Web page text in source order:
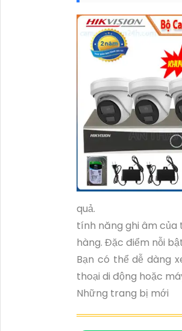
quả.
tính năng ghi âm của
hàng. Đặc điểm nỗi
Bạn có thể dễ dàng
thoại di động hoặc
Những trang bị mới